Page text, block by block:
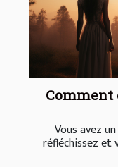
Comment
Vous avez
réfléchissez et